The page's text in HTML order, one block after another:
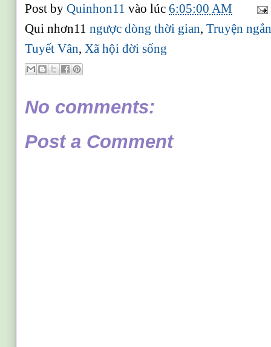
Post byQuinhon11vào lúc 6:05:00 AM
Qui nhơn11ngược dòng thời gian,Truyện
Tuyết Vân,Xã hội đời sống
No comments:
Post a Comment